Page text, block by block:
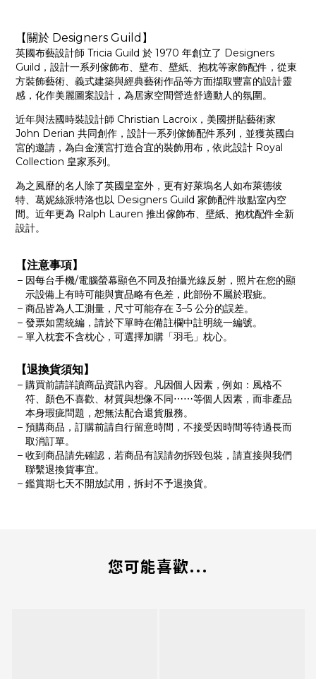
【關於 Designers Guild】
英國布藝設計師 Tricia Guild 於 1970 年創立了 Designers
Guild，設計一系列傢飾布、壁布、壁紙、抱枕等家飾配件，從東
方裝飾藝術、義式建築與經典藝術作品等方面擷取豐富的設計靈
感，化作美麗圖案設計，為居家空間營造舒適動人的氛圍。
近年與法國時裝設計師 Christian Lacroix，美國拼貼藝術家
John Derian 共同創作，設計一系列傢飾配件系列，並獲英國白
宮的邀請，為白金漢宮打造合宜的裝飾用布，依此設計 Royal
Collection 皇家系列。
為之風靡的名人除了英國皇室外，更有好萊塢名人如布萊德彼
特、葛妮絲派特洛也以 Designers Guild 家飾配件妝點室內空
間。近年更為 Ralph Lauren 推出傢飾布、壁紙、抱枕配件全新
設計。
【注意事項】
因每台手機/電腦螢幕顯色不同及拍攝光線反射，照片在您的顯
示設備上有時可能與實品略有色差，此部份不屬於瑕疵。
商品皆為人工測量，尺寸可能存在 3–5 公分的誤差。
發票如需統編，請於下單時在備註欄中註明統一編號。
單入枕套不含枕心，可選擇加購「羽毛」枕心。
【退換貨須知】
購買前請詳讀商品資訊內容。凡因個人因素，例如：風格不
符、顏色不喜歡、材質與想像不同⋯⋯等個人因素，而非產品
本身瑕疵問題，恕無法配合退貨服務。
預購商品，訂購前請自行留意時間，不接受因時間等待過長而
取消訂單。
收到商品請先確認，若商品有誤請勿拆毀包裝，請直接與我們
聯繫退換貨事宜。
鑑賞期七天不開放試用，拆封不予退換貨。
您可能喜歡...